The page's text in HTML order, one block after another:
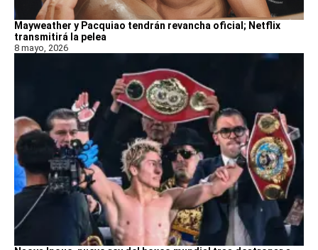
Mayweather y Pacquiao tendrán revancha oficial; Netflix
transmitirá la pelea
8 mayo, 2026